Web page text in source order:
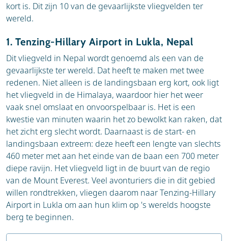
kort is. Dit zijn 10 van de gevaarlijkste vliegvelden ter
wereld.
1. Tenzing-Hillary Airport in Lukla, Nepal
Dit vliegveld in Nepal wordt genoemd als een van de
gevaarlijkste ter wereld. Dat heeft te maken met twee
redenen. Niet alleen is de landingsbaan erg kort, ook ligt
het vliegveld in de Himalaya, waardoor hier het weer
vaak snel omslaat en onvoorspelbaar is. Het is een
kwestie van minuten waarin het zo bewolkt kan raken, dat
het zicht erg slecht wordt. Daarnaast is de start- en
landingsbaan extreem: deze heeft een lengte van slechts
460 meter met aan het einde van de baan een 700 meter
diepe ravijn. Het vliegveld ligt in de buurt van de regio
van de Mount Everest. Veel avonturiers die in dit gebied
willen rondtrekken, vliegen daarom naar Tenzing-Hillary
Airport in Lukla om aan hun klim op 's werelds hoogste
berg te beginnen.